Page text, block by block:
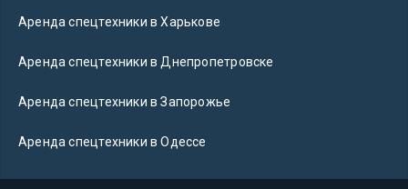
Аренда спецтехники в Харькове
Аренда спецтехники в Днепропетровске
Аренда спецтехники в Запорожье
Аренда спецтехники в Одессе